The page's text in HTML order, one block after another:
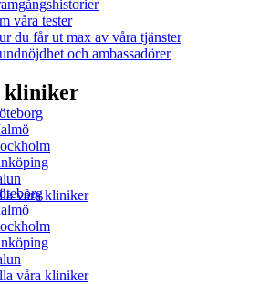
våra tester
du får ut max av våra tjänster
och ambassadörer
kliniker
våra kliniker
våra kliniker